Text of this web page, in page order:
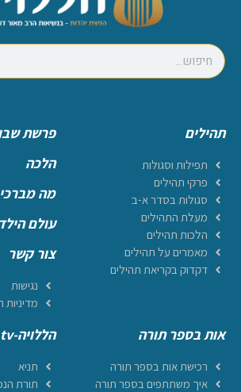
תהילים
תפילות וסגולות
פרקי תהילים
סגולות בסדר א-ב
מעלת התהילים
הלכות תהילים
מאמרים על תהילים
דקדוק בקריאת תהילים
פרשת
הלכה
מה
עולם
צור קשר
נגישות
מדיניות
אות בספר תורה
רכישת אות בספר תורה
איך משתתפים בספר תורה
הללויה-tv
תניא
תורת